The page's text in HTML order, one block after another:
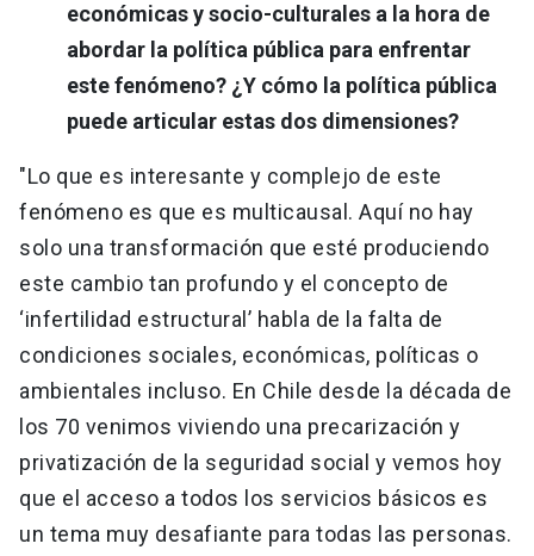
económicas y socio-culturales a la hora de
abordar la política pública para enfrentar
este fenómeno? ¿Y cómo la política pública
puede articular estas dos dimensiones?
"Lo que es interesante y complejo de este
fenómeno es que es multicausal. Aquí no hay
solo una transformación que esté produciendo
este cambio tan profundo y el concepto de
‘infertilidad estructural’ habla de la falta de
condiciones sociales, económicas, políticas o
ambientales incluso. En Chile desde la década de
los 70 venimos viviendo una precarización y
privatización de la seguridad social y vemos hoy
que el acceso a todos los servicios básicos es
un tema muy desafiante para todas las personas.